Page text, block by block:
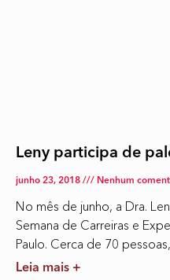
Leny participa de
junho 23, 2018 Nenhum
No mês de junho, a Dra.
Semana de Carreiras e
Paulo. Cerca de 70 pessoas,
Leia mais +